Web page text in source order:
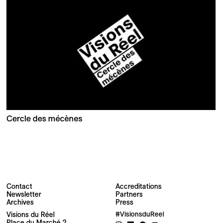
Cercle des mécènes
Contact
Newsletter
Archives
Accreditations
Partners
Press
Visions du Réel
#VisionsduReel
Newsletter